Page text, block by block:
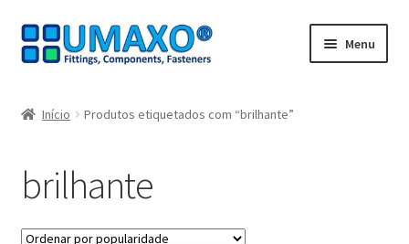
Ir
para
Saltar
para
Menu
Caixa registadora
Carrinho de compras
Início Produtos etiquetados com “brilhante”
brilhante